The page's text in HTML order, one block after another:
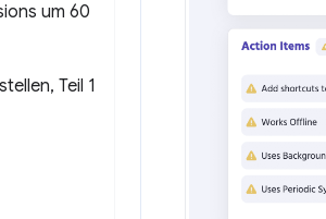
um 60
, Teil 1